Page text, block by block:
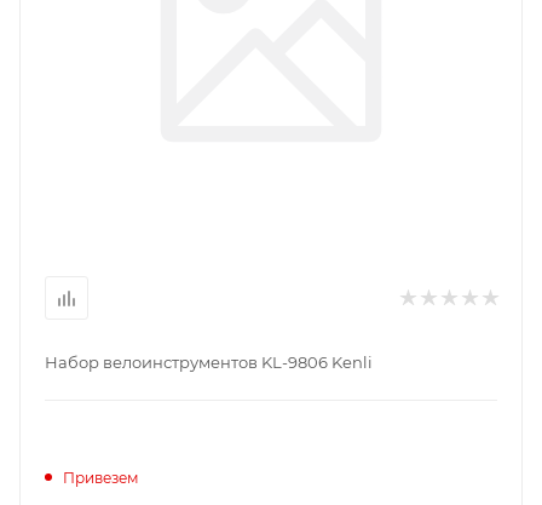
Набор велоинструментов KL-9806 Kenli
Привезем